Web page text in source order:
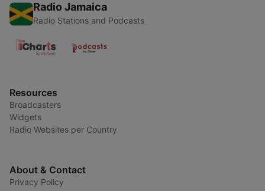
Radio Jamaica
Radio Stations and Podcasts
Resources
Broadcasters
Widgets
Radio Websites per Country
About & Contact
Privacy Policy